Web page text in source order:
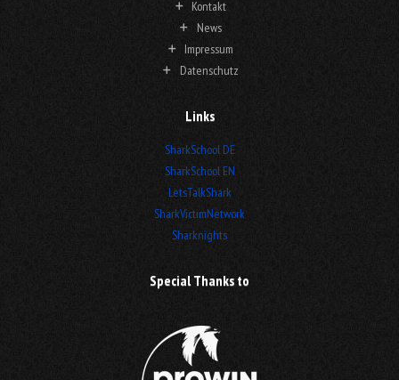
Kontakt
News
Impressum
Datenschutz
Links
SharkSchool DE
SharkSchool EN
LetsTalkShark
SharkVictimNetwork
Sharknights
Special Thanks to